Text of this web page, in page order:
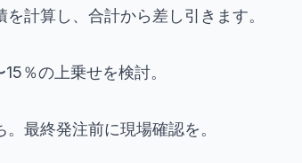
計算し、合計から差し引きます。
％の上乗せを検討。
最終発注前に現場確認を。